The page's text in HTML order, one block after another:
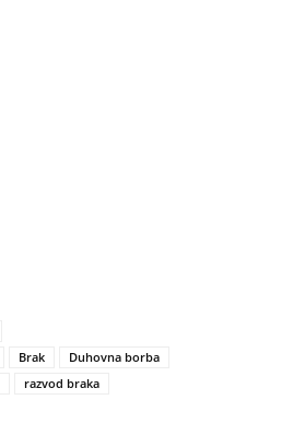
Brak
Duhovna borba
razvod braka